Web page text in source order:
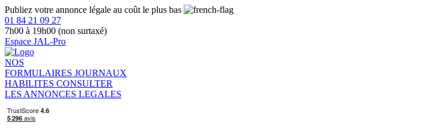
Publiez votre annonce légale au coût le plus bas
01 84 21 09 27
7h00 à 19h00 (non surtaxé)
Espace JAL-Pro
NOS
FORMULAIRES JOURNAUX
HABILITES CONSULTER
LES ANNONCES LEGALES